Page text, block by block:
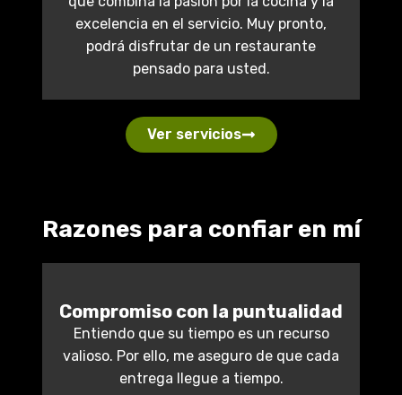
excelencia en el servicio. Muy pronto,
podrá disfrutar de un restaurante
pensado para usted.
Ver servicios
Razones para confiar en mí
Compromiso con la puntualidad
Entiendo que su tiempo es un recurso
valioso. Por ello, me aseguro de que cada
entrega llegue a tiempo.